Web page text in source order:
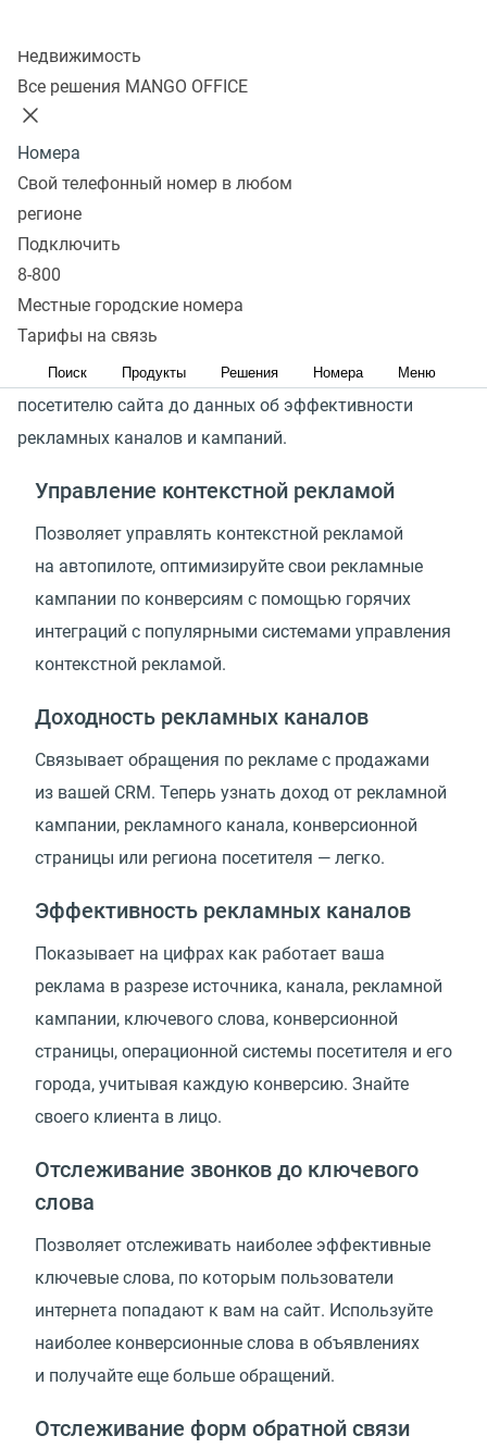
Недвижимость
Все решения MANGO OFFICE
Номера
Свой телефонный номер в любом
регионе
Подключить
8-800
Местные городские номера
Тарифы на связь
Поиск Продукты Решения Номера Меню
Отслеживание обращений
по рекламе
Онлайн реклама
Иcпользуйте свою рекламу на полную! Коллтрекинг
MANGO OFFICE предоставляет все необходимые
инструменты для сбора данных по рекламе
— анализируйте статистику с любым уровнем
глубины: от детальной информации по каждому
посетителю сайта до данных об эффективности
рекламных каналов и кампаний.
Управление контекстной рекламой
Позволяет управлять контекстной рекламой
на автопилоте, оптимизируйте свои рекламные
кампании по конверсиям с помощью горячих
интеграций с популярными системами управления
контекстной рекламой.
Доходность рекламных каналов
Связывает обращения по рекламе с продажами
из вашей CRM. Теперь узнать доход от рекламной
кампании, рекламного канала, конверсионной
страницы или региона посетителя — легко.
Эффективность рекламных каналов
Показывает на цифрах как работает ваша
реклама в разрезе источника, канала, рекламной
кампании, ключевого слова, конверсионной
страницы, операционной системы посетителя и его
города, учитывая каждую конверсию. Знайте
своего клиента в лицо.
Отслеживание звонков до ключевого
слова
Позволяет отслеживать наиболее эффективные
ключевые слова, по которым пользователи
интернета попадают к вам на сайт. Используйте
наиболее конверсионные слова в объявлениях
и получайте еще больше обращений.
Отслеживание форм обратной связи